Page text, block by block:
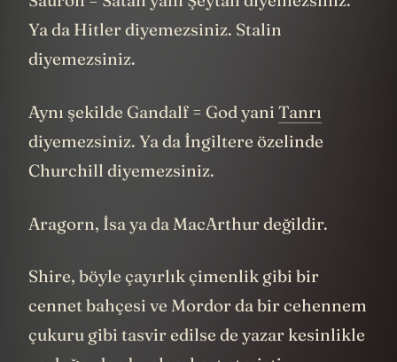
Sauron = Satan yani Şeytan diyemezsiniz.
Ya da Hitler diyemezsiniz. Stalin
diyemezsiniz.
Aynı şekilde Gandalf = God yani Tanrı
diyemezsiniz. Ya da İngiltere özelinde
Churchill diyemezsiniz.
Aragorn, İsa ya da MacArthur değildir.
Shire, böyle çayırlık çimenlik gibi bir
cennet bahçesi ve Mordor da bir cehennem
çukuru gibi tasvir edilse de yazar kesinlikle